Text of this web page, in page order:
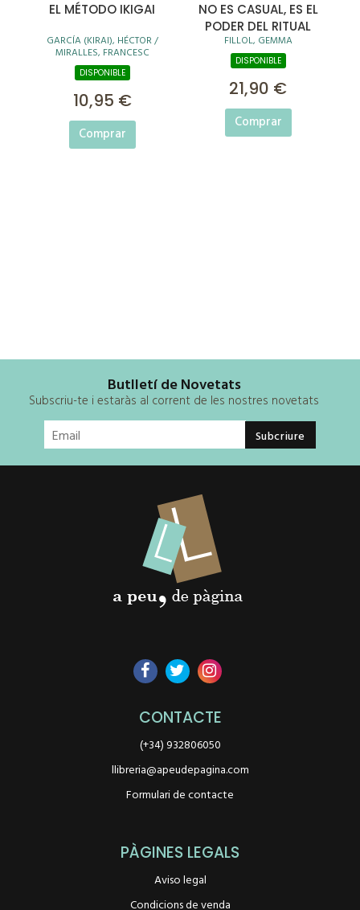
EL MÉTODO IKIGAI
GARCÍA (KIRAI), HÉCTOR /
MIRALLES, FRANCESC
DISPONIBLE
10,95 €
Comprar
NO ES CASUAL, ES EL
PODER DEL RITUAL
FILLOL, GEMMA
DISPONIBLE
21,90 €
Comprar
Butlletí de Novetats
Subscriu-te i estaràs al corrent de les nostres novetats
CONTACTE
(+34) 932806050
llibreria@apeudepagina.com
Formulari de contacte
PÀGINES LEGALS
Aviso legal
Condicions de venda